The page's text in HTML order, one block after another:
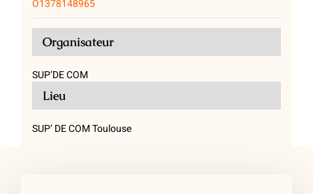
O1378148965
Lieu
SUP’ DE COM Toulouse
Organisateur
SUP’DE COM